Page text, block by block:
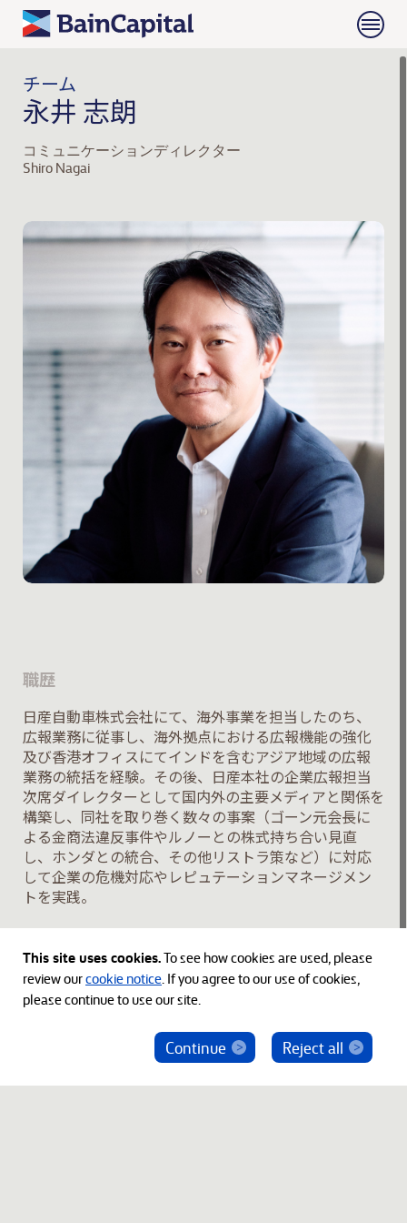
チーム
永井 志朗
コミュニケーションディレクター
Shiro Nagai
職歴
日産自動車株式会社にて、海外事業を担当したのち、
広報業務に従事し、海外拠点における広報機能の強化
及び香港オフィスにてインドを含むアジア地域の広報
業務の統括を経験。その後、日産本社の企業広報担当
次席ダイレクターとして国内外の主要メディアと関係を
構築し、同社を取り巻く数々の事案（ゴーン元会長に
よる金商法違反事件やルノーとの株式持ち合い見直
し、ホンダとの統合、その他リストラ策など）に対応
して企業の危機対応やレピュテーションマネージメン
トを実践。
学歴
埼玉大学経済学部経営学科学士
ベインキャピタル社員を騙った投資勧誘にご注意
This site uses cookies.To see how cookies are used, please
review ourcookie notice. If you agree to our use of cookies,
please continue to use our site.
Reject all
Continue